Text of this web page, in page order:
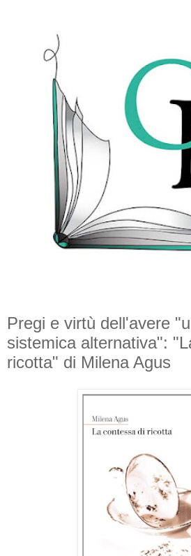
Pregi e virtù dell'avere
sistemica alternativa":
ricotta" di Milena Agus